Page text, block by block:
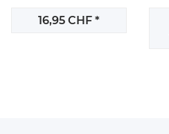
16,95 CHF *